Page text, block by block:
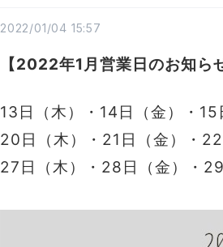
2022/01/04 15:57
【2022年1月営業日のお知ら
13日（木） ・14 日（金）・15
20日（木）・21日（金）・22
27日（木）・28日（金）・29